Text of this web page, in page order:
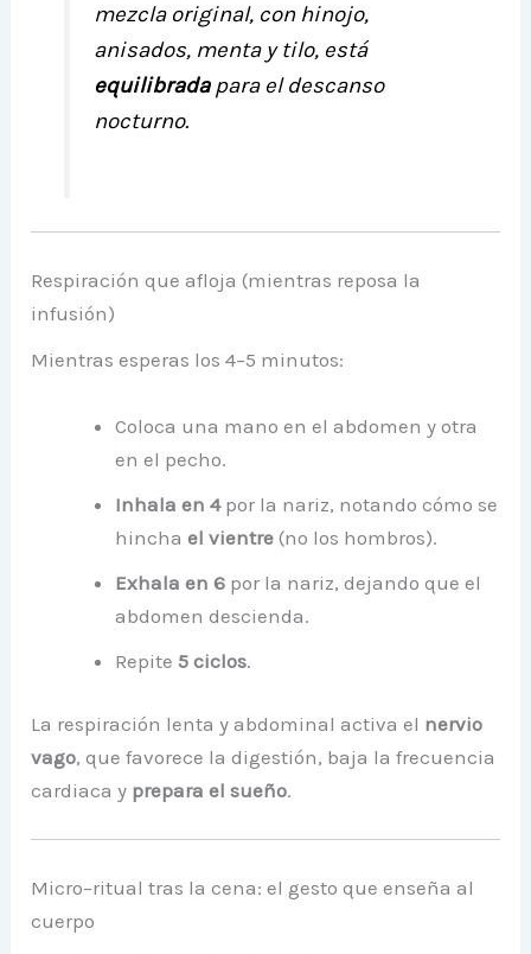
mezcla original, con hinojo,
anisados, menta y tilo, está
equilibradapara el descanso
nocturno.
Respiración que afloja (mientras reposa la
infusión)
Mientras esperas los 4–5 minutos:
Coloca una mano en el abdomen y otra
en el pecho.
Inhala en 4por la nariz, notando cómo se
hinchael vientre (no los hombros).
Exhala en 6 por la nariz, dejando que el
abdomen descienda.
Repite5 ciclos.
La respiración lenta y abdominal activa el nervio
vago, que favorece la digestión, baja la frecuencia
cardiaca y prepara el sueño.
Micro–ritual tras la cena: el gesto que enseña al
cuerpo